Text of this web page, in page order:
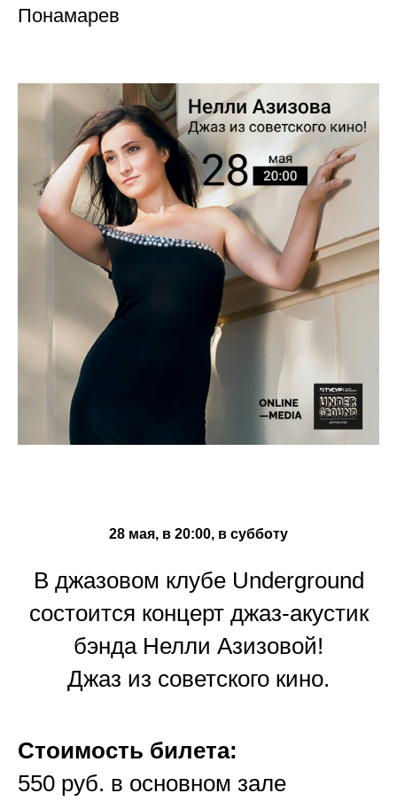
Понамарев
28 мая, в 20:00, в субботу
В джазовом клубе Underground
состоится концерт джаз-акустик
бэнда Нелли Азизовой!
Джаз из советского кино.
Стоимость билета:
550 руб. в основном зале